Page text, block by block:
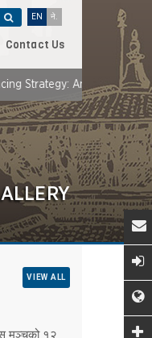
Contact Us
EN ने.
An Update NEPAL-
VIEW ALL
मञ्चको १२